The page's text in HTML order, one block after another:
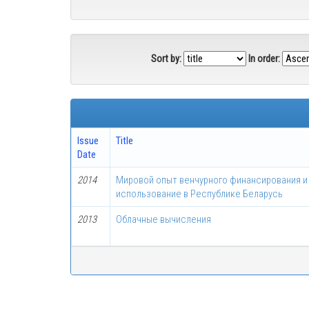
Sort by: In order:
Issue
Date
Title
2014
Мировой опыт венчурного финансирования и
использование в Республике Беларусь
2013 Облачные вычисления